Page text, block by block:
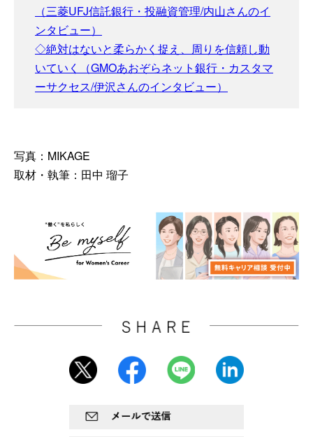
（三菱UFJ信託銀行・投融資管理/内山さんのイ
ンタビュー）
◇絶対はないと柔らかく捉え、周りを信頼し動
いていく（GMOあおぞらネット銀行・カスタマ
ーサクセス/伊沢さんのインタビュー）
写真：MIKAGE
取材・執筆：田中 瑠子